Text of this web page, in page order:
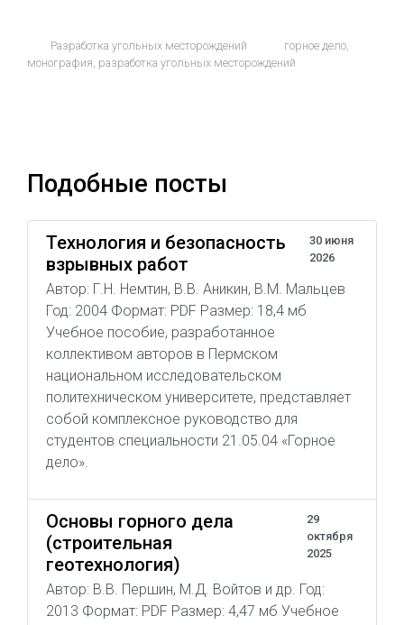
Разработка угольных месторождений горное дело,
монография, разработка угольных месторождений
Подобные посты
Технология и безопасность
взрывных работ
30 июня
2026
Автор: Г.Н. Немтин, В.В. Аникин, В.М. Мальцев
Год: 2004 Формат: PDF Размер: 18,4 мб
Учебное пособие, разработанное
коллективом авторов в Пермском
национальном исследовательском
политехническом университете, представляет
собой комплексное руководство для
студентов специальности 21.05.04 «Горное
дело».
Основы горного дела
(строительная
геотехнология)
29
октября
2025
Автор: В.В. Першин, М.Д. Войтов и др. Год:
2013 Формат: PDF Размер: 4,47 мб Учебное